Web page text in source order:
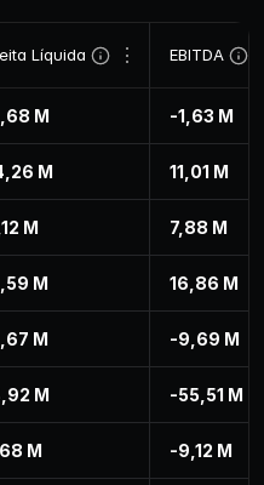
Líquida ⋮ EBITDA
M -1,63 M
M 11,01 M
M 7,88 M
M 16,86 M
M -9,69 M
M -55,51 M
M -9,12 M